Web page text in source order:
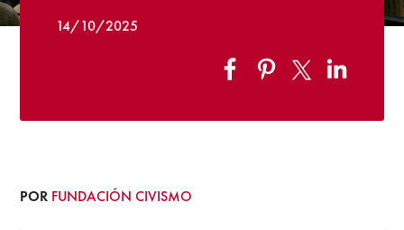
14/10/2025
POR FUNDACIÓN CIVISMO